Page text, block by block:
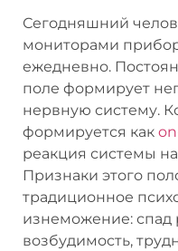
Сегодняшний
мониторами
ежедневно.
поле формирует
нервную систему.
формируется как
реакция системы
Признаки этого
традиционное
изнеможение: спад
возбудимость,